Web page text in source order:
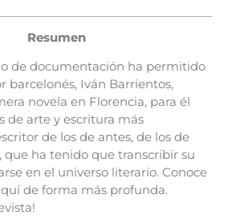
Resumen
de documentación ha permitido
barcelonés, Iván Barrientos,
novela en Florencia, para él
de arte y escritura más
de los de antes, de los de
que ha tenido que transcribir su
en el universo literario. Conoce
de forma más profunda.